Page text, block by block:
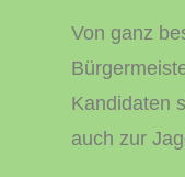
Von ganz
Kandidaten
auch zur